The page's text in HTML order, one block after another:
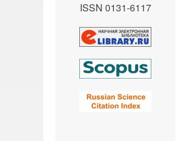
ISSN 0131-6117